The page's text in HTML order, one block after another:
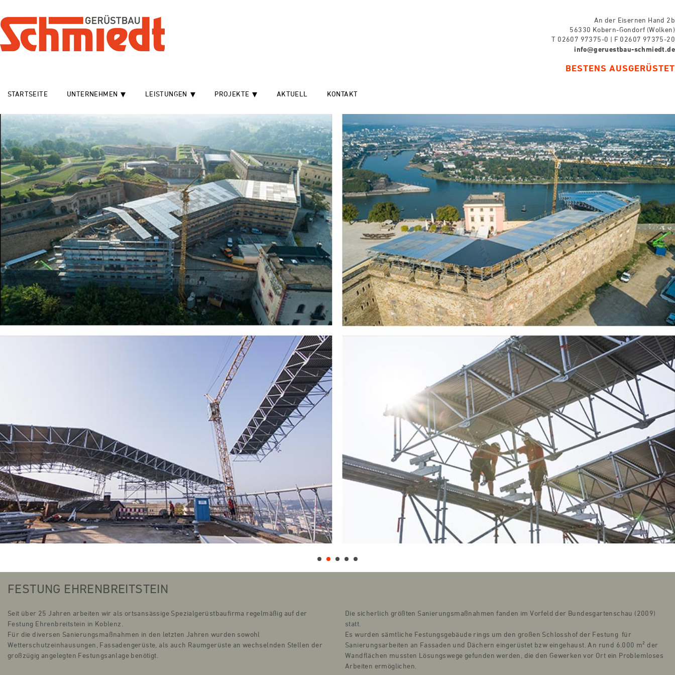
An der Eisernen Hand 2b
56330 Kobern-Gondorf (Wolken)
T 02607 97375-0 | F 02607 97375-20
info@geruestbau-schmiedt.de
BESTENS AUSGERÜSTET
STARTSEITE UNTERNEHMEN LEISTUNGEN PROJEKTE AKTUELL KONTAKT
FESTUNG EHRENBREITSTEIN
Seit über 25 Jahren arbeiten wir als ortsansässige Spezialgerüstbaufirma regelmäßig auf der
Festung Ehrenbreitstein in Koblenz.
Für die diversen Sanierungsmaßnahmen in den letzten Jahren wurden sowohl
Wetterschutzeinhausungen, Fassadengerüste, als auch Raumgerüste an wechselnden Stellen der
großzügig angelegten Festungsanlage benötigt.
Die sicherlich größten Sanierungsmaßnahmen fanden im Vorfeld der Bundesgartenschau (2009)
statt.
Es wurden sämtliche Festungsgebäude rings um den großen Schlosshof der Festung für
Sanierungsarbeiten an Fassaden und Dächern eingerüstet bzw eingehaust. An rund 6.000 m² der
Wandflächen mussten Lösungswege gefunden werden, die den Gewerken vor Ort ein Problemloses
Arbeiten ermöglichen.